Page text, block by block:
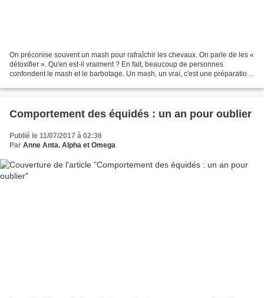
On préconise souvent un mash pour rafraîchir les chevaux. On parle de les «
détoxifier ». Qu'en est-il vraiment ? En fait, beaucoup de personnes
confondent le mash et le barbotage. Un mash, un vrai, c'est une préparation
Comportement des équidés : un an pour oublier
Publié le 11/07/2017 à 02:36
Par Anne Anta. Alpha et Omega